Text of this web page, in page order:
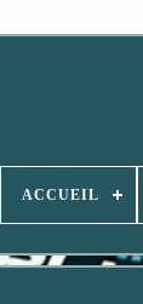
ACCUEIL